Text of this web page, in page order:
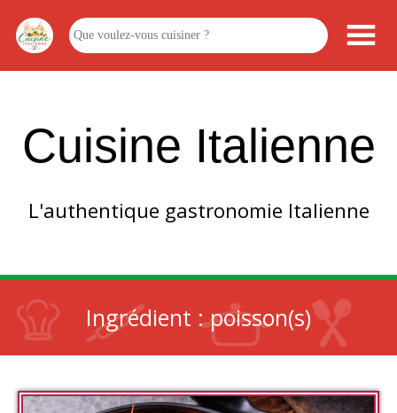
Cuisine Italienne
L'authentique gastronomie Italienne
Ingrédient :poisson(s)